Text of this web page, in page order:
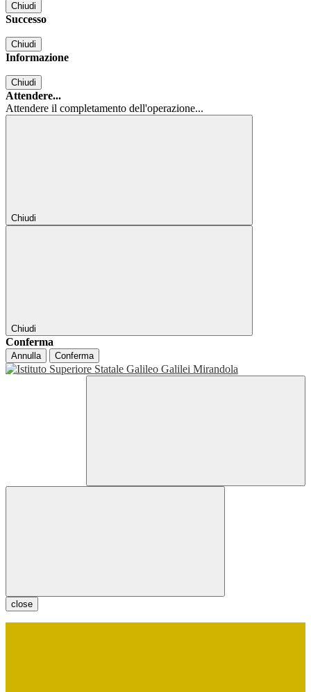
Chiudi
Successo
Chiudi
Informazione
Chiudi
Attendere...
Attendere il completamento dell'operazione...
Chiudi
Chiudi
Conferma
Annulla Conferma
close